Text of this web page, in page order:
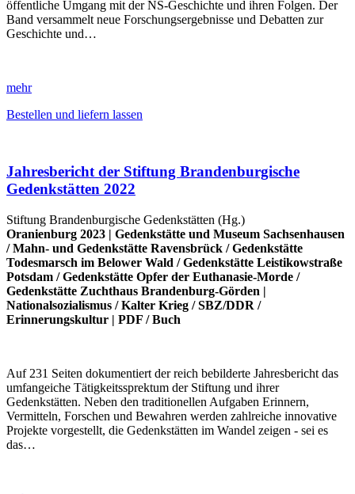
öffentliche Umgang mit der NS-Geschichte und ihren Folgen. Der
Band versammelt neue Forschungsergebnisse und Debatten zur
Geschichte und…
mehr
Bestellen und liefern lassen
Jahresbericht der Stiftung Brandenburgische
Gedenkstätten 2022
Stiftung Brandenburgische Gedenkstätten (Hg.)
Oranienburg 2023 | Gedenkstätte und Museum Sachsenhausen
/Mahn- und Gedenkstätte Ravensbrück /Gedenkstätte
Todesmarsch im Belower Wald /Gedenkstätte Leistikowstraße
Potsdam /Gedenkstätte Opfer der Euthanasie-Morde /
Gedenkstätte Zuchthaus Brandenburg-Görden |
Nationalsozialismus /Kalter Krieg /SBZ/DDR /
Erinnerungskultur | PDF /Buch
Auf 231 Seiten dokumentiert der reich bebilderte Jahresbericht das
umfangeiche Tätigkeitssprektum der Stiftung und ihrer
Gedenkstätten. Neben den traditionellen Aufgaben Erinnern,
Vermitteln, Forschen und Bewahren werden zahlreiche innovative
Projekte vorgestellt, die Gedenkstätten im Wandel zeigen - sei es
das…